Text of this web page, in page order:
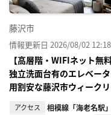
藤沢市
情報更新日 2026/08/02 12:18
【高層階・WIFIネット無
独立洗面台有のエレベー
用割安な藤沢市ウィーク
アクセス 相模線「海老名駅」